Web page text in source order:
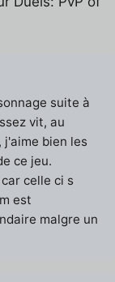
suite à
vit, au
j'aime bien les
ce jeu.
celle ci s
est
malgre un